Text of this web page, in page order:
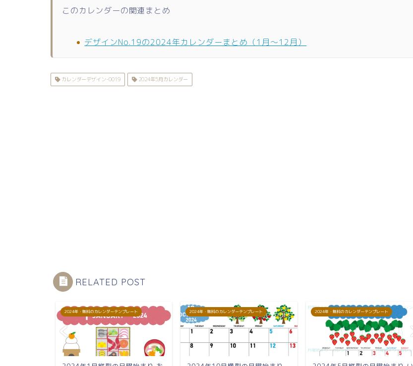
このカレンダーの関連まとめ
デザインNo.19の2024年カレンダーまとめ（1月〜12月）
カレンダーデザイン-0019 2024年5月カレンダー
RELATED POST
2024年・無料のカレンダーテンプレート 2024年・無料のカレンダーテンプレート 2024年・無料のカレンダーテンプレート